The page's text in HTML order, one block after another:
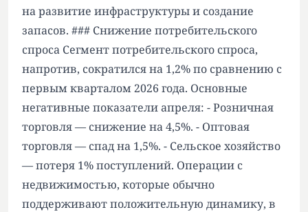
на развитие инфраструктуры и создание
запасов. ### Снижение потребительского
спроса Сегмент потребительского спроса,
напротив, сократился на 1,2% по сравнению с
первым кварталом 2026 года. Основные
негативные показатели апреля: - Розничная
торговля — снижение на 4,5%. - Оптовая
торговля — спад на 1,5%. - Сельское хозяйство
— потеря 1% поступлений. Операции с
недвижимостью, которые обычно
поддерживают положительную динамику, в